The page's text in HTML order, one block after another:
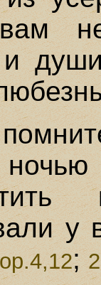
у
;